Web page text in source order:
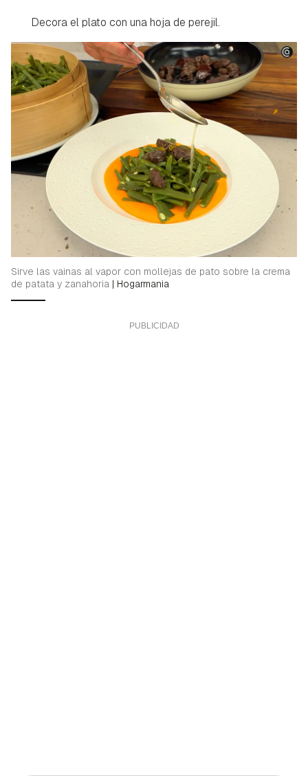
Guardar como favorito
iniciar sesión con tu cuenta de Hogarmanía.
Decora el plato con una hoja de perejil.
Sirve las vainas al vapor con mollejas de pato sobre la crema
de patata y zanahoria | Hogarmania
Contenido enviado
Gracias por suscribirte a nuestro boletín.